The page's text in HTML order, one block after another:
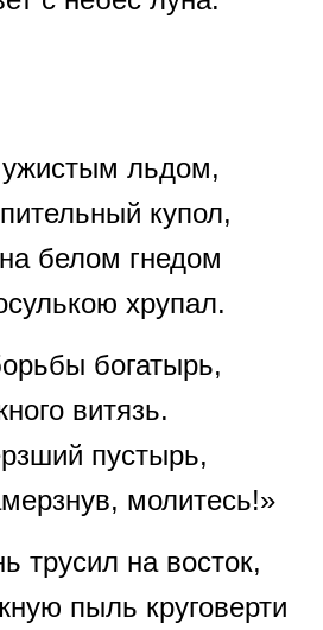
льдом,
купол,
белом гнедом
хрупал.
богатырь,
витязь.
пустырь,
молитесь!»
трусил на восток,
пыль круговерти